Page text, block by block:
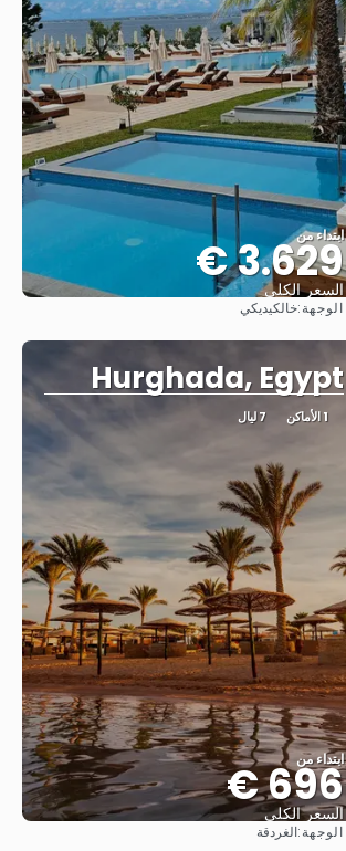
ابتداء من
3.629 €
السعر الكلي
الوجهة:خالكيديكي
Hurghada, Egypt
1 الأماكن 7 ليال
ابتداء من
696 €
السعر الكلي
الوجهة:الغردقة